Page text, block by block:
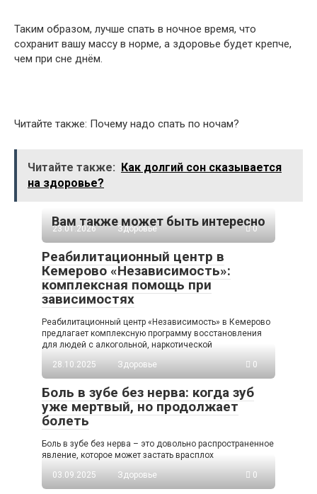
Таким образом, лучше спать в ночное время, что
сохранит вашу массу в норме, а здоровье будет крепче,
чем при сне днём.
Читайте также: Почему надо спать по ночам?
Читайте также: Как долгий сон сказывается
на здоровье?
Вам также может быть интересно
23.01.2026 Здоровье 0
Реабилитационный центр в
Кемерово «Независимость»:
комплексная помощь при
зависимостях
Реабилитационный центр «Независимость» в Кемерово
предлагает комплексную программу восстановления
для людей с алкогольной, наркотической
28.10.2025
Здоровье 0
Боль в зубе без нерва: когда зуб
уже мертвый, но продолжает
болеть
Боль в зубе без нерва – это довольно распространенное
явление, которое может застать врасплох
03.09.2025
Здоровье 0